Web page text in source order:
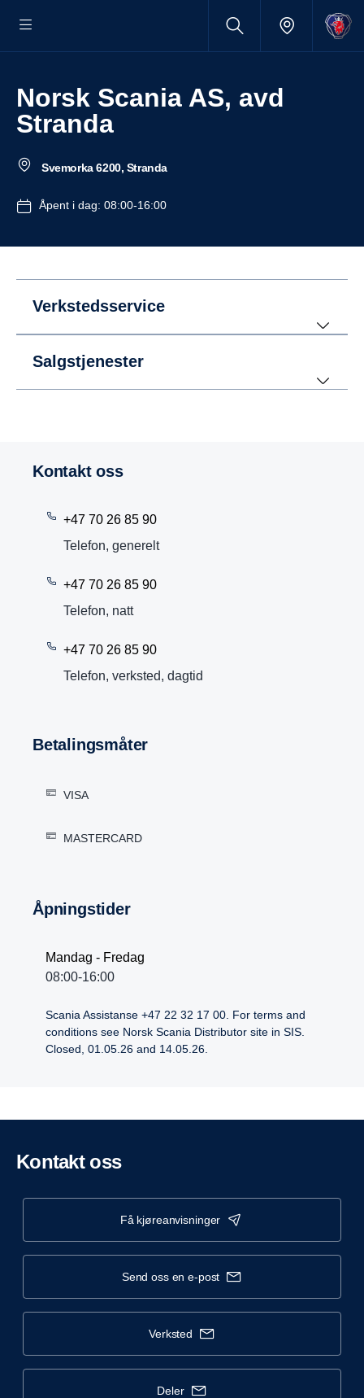
Norsk Scania AS, avd
Stranda
Svemorka 6200, Stranda
Åpent i dag: 08:00-16:00
Verkstedsservice
Salgstjenester
Kontakt oss
+47 70 26 85 90
Telefon, generelt
+47 70 26 85 90
Telefon, natt
+47 70 26 85 90
Telefon, verksted, dagtid
Betalingsmåter
VISA
MASTERCARD
Åpningstider
Mandag - Fredag
08:00-16:00
Scania Assistanse +47 22 32 17 00. For terms and
conditions see Norsk Scania Distributor site in SIS.
Closed, 01.05.26 and 14.05.26.
Kontakt oss
få kjøreanvisninger
send oss en e-post
verksted
deler